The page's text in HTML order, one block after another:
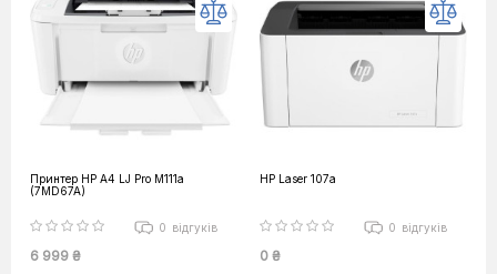
Принтер HP А4 LJ Pro M111a
(7MD67A)
0 відгуків
6 999 ₴
HP Laser 107a
0 відгуків
0 ₴